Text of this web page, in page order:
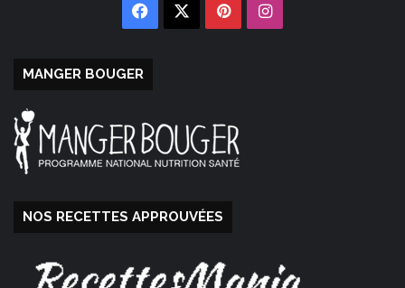
Facebook PinterestInstagram
MANGER BOUGER
NOS RECETTES APPROUVÉES